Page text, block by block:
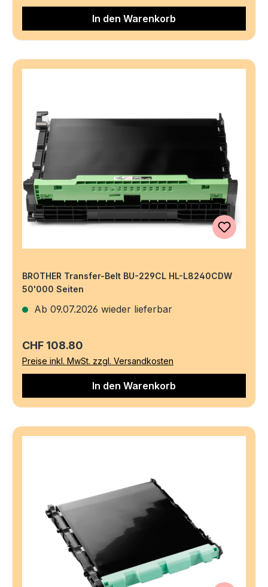
In den Warenkorb
BROTHER Transfer-Belt BU-229CL HL-L8240CDW
50'000 Seiten
Ab 09.07.2026 wieder lieferbar
Regulärer Preis:
CHF 108.80
Preise inkl. MwSt. zzgl. Versandkosten
In den Warenkorb